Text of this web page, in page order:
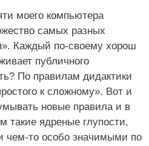
моего компьютера
самых разных
Каждый по-своему хорош
публичного
По правилам дидактики
к сложному». Вот и
новые правила и в
такие ядреные глупости,
чем-то особо значимыми по